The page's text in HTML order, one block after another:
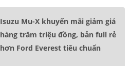
Isuzu Mu-X khuyến mãi giảm giá
hàng trăm triệu đồng, bản full rẻ
hơn Ford Everest tiêu chuẩn